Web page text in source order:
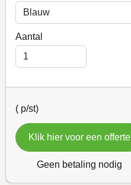
Aantal
( p/st)
Klik hier voor een offerte
Geen betaling nodig